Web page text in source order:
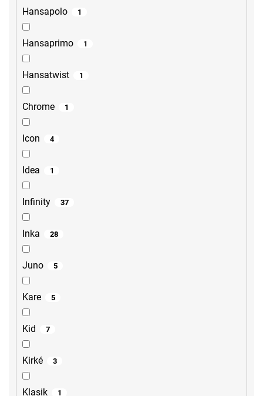
Hansapolo 1
Hansaprimo 1
Hansatwist 1
Chrome 1
Icon 4
Idea 1
Infinity 37
Inka 28
Juno 5
Kare 5
Kid 7
Kirké 3
Klasik 1